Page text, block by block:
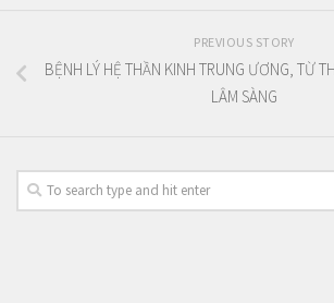
PREVIOUS STORY
BỆNH LÝ HỆ THẦN KINH TRUNG ƯƠNG, TỪ
LÂM SÀNG